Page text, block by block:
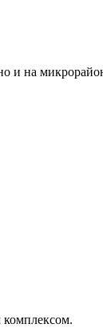
и на